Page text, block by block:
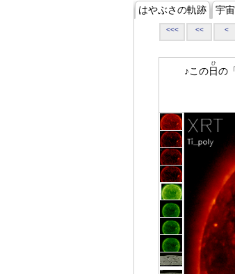
はやぶさの軌跡 宇
<<< << <
♪この日
ひ
の